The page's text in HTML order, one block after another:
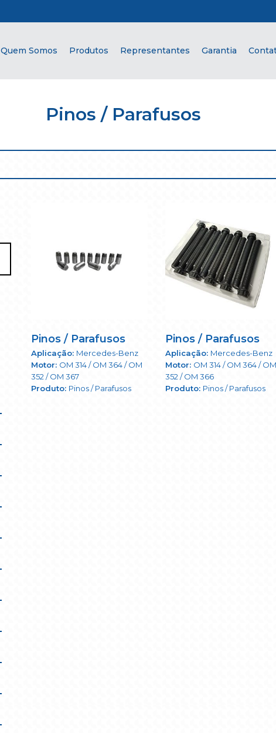
Quem Somos Produtos Representantes Garantia
Pinos / Parafusos
Pinos / Parafusos
Mercedes-Benz
OM 314 / OM 364 / OM
352 / OM 367
Pinos / Parafusos
Pinos / Parafusos
Mercedes-Benz
OM 314 / OM 364 / OM
352 / OM 366
Pinos / Parafusos